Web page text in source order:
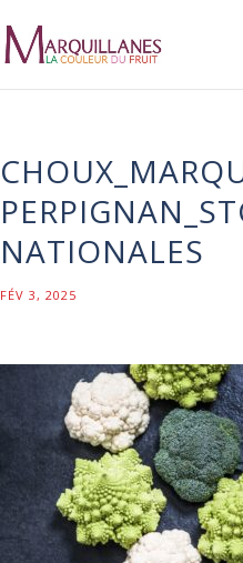
NATIONALES
FÉV 3, 2025